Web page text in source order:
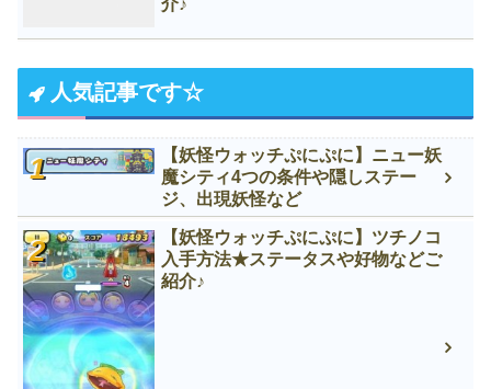
介♪
人気記事です☆
【妖怪ウォッチぷにぷに】ニュー妖
魔シティ4つの条件や隠しステー
ジ、出現妖怪など
【妖怪ウォッチぷにぷに】ツチノコ
入手方法★ステータスや好物などご
紹介♪